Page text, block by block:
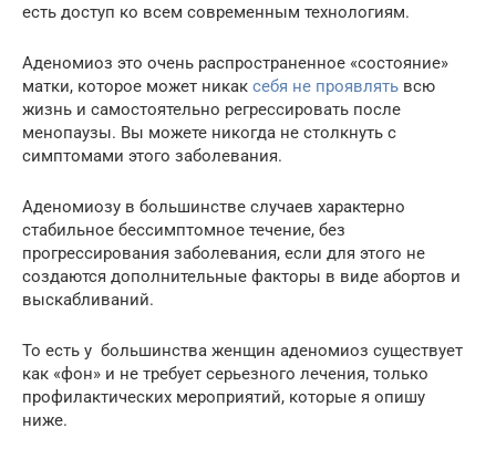
есть доступ ко всем современным технологиям.
Аденомиоз это очень распространенное «состояние»
матки, которое может никак себя не проявлять всю
жизнь и самостоятельно регрессировать после
менопаузы. Вы можете никогда не столкнуть с
симптомами этого заболевания.
Аденомиозу в большинстве случаев характерно
стабильное бессимптомное течение, без
прогрессирования заболевания, если для этого не
создаются дополнительные факторы в виде абортов и
выскабливаний.
То есть у большинства женщин аденомиоз существует
как «фон» и не требует серьезного лечения, только
профилактических мероприятий, которые я опишу
ниже.